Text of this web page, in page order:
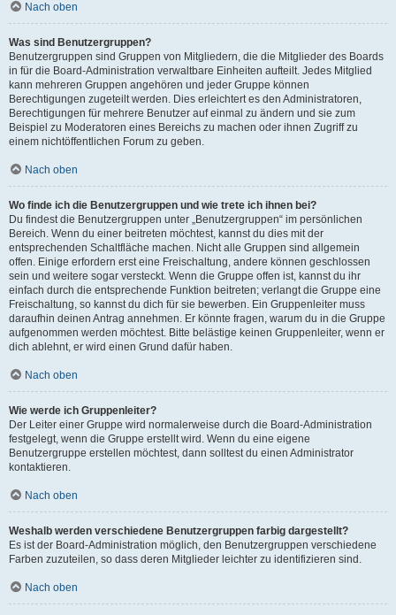
Nach oben
Was sind Benutzergruppen?
Benutzergruppen sind Gruppen von Mitgliedern, die die Mitglieder des Boards
in für die Board-Administration verwaltbare Einheiten aufteilt. Jedes Mitglied
kann mehreren Gruppen angehören und jeder Gruppe können
Berechtigungen zugeteilt werden. Dies erleichtert es den Administratoren,
Berechtigungen für mehrere Benutzer auf einmal zu ändern und sie zum
Beispiel zu Moderatoren eines Bereichs zu machen oder ihnen Zugriff zu
einem nichtöffentlichen Forum zu geben.
Nach oben
Wo finde ich die Benutzergruppen und wie trete ich ihnen bei?
Du findest die Benutzergruppen unter „Benutzergruppen“ im persönlichen
Bereich. Wenn du einer beitreten möchtest, kannst du dies mit der
entsprechenden Schaltfläche machen. Nicht alle Gruppen sind allgemein
offen. Einige erfordern erst eine Freischaltung, andere können geschlossen
sein und weitere sogar versteckt. Wenn die Gruppe offen ist, kannst du ihr
einfach durch die entsprechende Funktion beitreten; verlangt die Gruppe eine
Freischaltung, so kannst du dich für sie bewerben. Ein Gruppenleiter muss
daraufhin deinen Antrag annehmen. Er könnte fragen, warum du in die Gruppe
aufgenommen werden möchtest. Bitte belästige keinen Gruppenleiter, wenn er
dich ablehnt, er wird einen Grund dafür haben.
Nach oben
Wie werde ich Gruppenleiter?
Der Leiter einer Gruppe wird normalerweise durch die Board-Administration
festgelegt, wenn die Gruppe erstellt wird. Wenn du eine eigene
Benutzergruppe erstellen möchtest, dann solltest du einen Administrator
kontaktieren.
Nach oben
Weshalb werden verschiedene Benutzergruppen farbig dargestellt?
Es ist der Board-Administration möglich, den Benutzergruppen verschiedene
Farben zuzuteilen, so dass deren Mitglieder leichter zu identifizieren sind.
Nach oben